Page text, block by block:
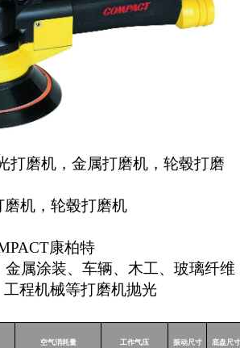
打磨机，金属打磨机，轮毂打磨
机，轮毂打磨机
康柏特
金属涂装、车辆、木工、玻璃纤维
工程机械等打磨机抛光
空气消耗量 工作气压 振动尺寸 底盘尺寸